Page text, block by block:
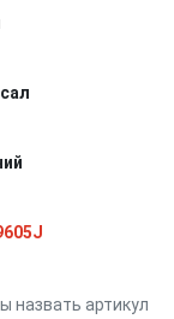
назвать артикул